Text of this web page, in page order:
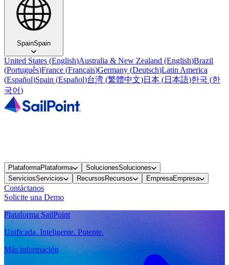
SpainSpain
United States (English)Australia & New Zealand (English)Brazil
(Português)France (Français)Germany (Deutsch)Latin America
(Español)Spain (Español)台湾 (繁體中文)日本 (日本語)한국 (한
국어)
PlataformaPlataforma SolucionesSoluciones
ServiciosServicios Recursos Recursos EmpresaEmpresa
Contáctanos
Solicite una Demo
Plataforma SailPoint
Unificada. Inteligente. Potente.
Más información